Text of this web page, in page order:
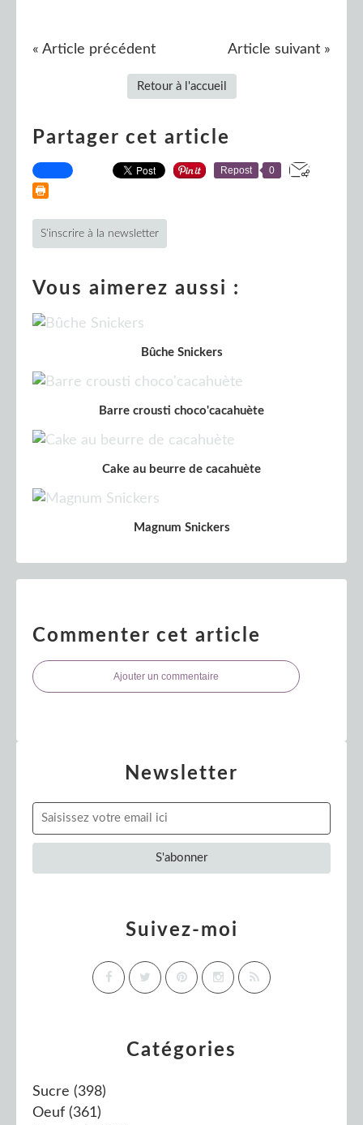
« Article précédent Article suivant »
Retour à l'accueil
Partager cet article
Repost 0
S'inscrire à la newsletter
Vous aimerez aussi :
Bûche Snickers
Barre crousti choco'cacahuète
Cake au beurre de cacahuète
Magnum Snickers
Commenter cet article
Ajouter un commentaire
Newsletter
Catégories
Sucre (398)
Oeuf (361)
Suivez-moi